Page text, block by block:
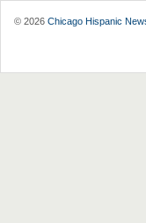
© 2026 Chicago Hispanic